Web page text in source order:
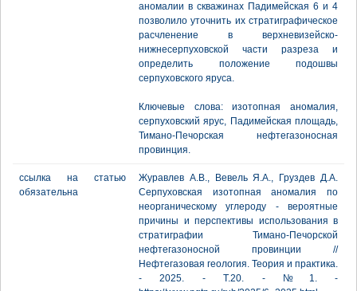
аномалии в скважинах Падимейская 6 и 4
позволило уточнить их стратиграфическое
расчленение в верхневизейско-
нижнесерпуховской части разреза и
определить положение подошвы
серпуховского яруса.
Ключевые слова: изотопная аномалия,
серпуховский ярус, Падимейская площадь,
Тимано-Печорская нефтегазоносная
провинция.
ссылка на статью
обязательна
Журавлев А.В., Вевель Я.А., Груздев Д.А.
Серпуховская изотопная аномалия по
неорганическому углероду - вероятные
причины и перспективы использования в
стратиграфии Тимано-Печорской
нефтегазоносной провинции //
Нефтегазовая геология. Теория и практика.
- 2025. - Т.20. - №1. -